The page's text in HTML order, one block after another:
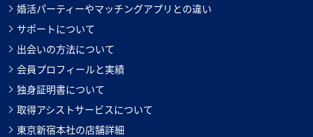
婚活パーティーやマッチングアプリとの違い
サポートについて
出会いの方法について
会員プロフィールと実績
独身証明書について
取得アシストサービスについて
東京新宿本社の店舗詳細